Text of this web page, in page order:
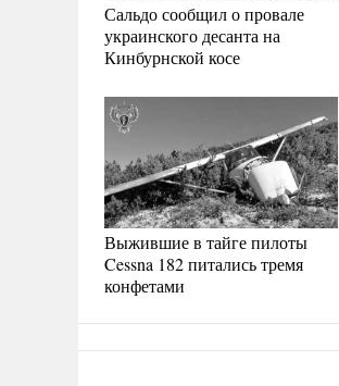
Сальдо сообщил о провале
украинского десанта на
Кинбурнской косе
Выжившие в тайге пилоты
Cessna 182 питались тремя
конфетами